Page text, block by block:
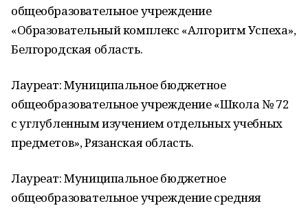
общеобразовательное учреждение
«Образовательный комплекс «Алгоритм Успеха»,
Белгородская область.
Лауреат: Муниципальное бюджетное
общеобразовательное учреждение «Школа № 72
с углубленным изучением отдельных учебных
предметов», Рязанская область.
Лауреат: Муниципальное бюджетное
общеобразовательное учреждение средняя